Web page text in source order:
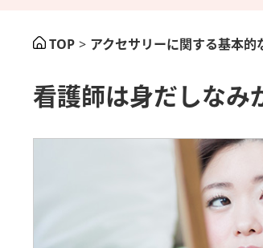
TOP > アクセサリーに関する基本的
看護師は身だしなみ